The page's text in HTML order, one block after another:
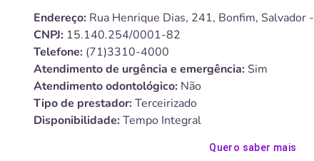
Endereço: Rua Henrique Dias, 241, Bonfim,
CNPJ: 15.140.254/0001-82
Telefone: (71)3310-4000
Atendimento de urgência e emergência: Sim
Atendimento odontológico: Não
Tipo de prestador:Terceirizado
Disponibilidade:Tempo Integral
Quero saber mais